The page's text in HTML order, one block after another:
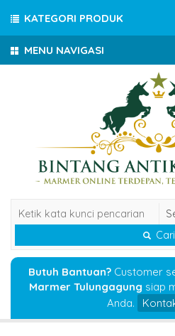
MENU NAVIGASI
Cari
Butuh Bantuan? Customer
Marmer Tulungagung siap
Anda.
KATEGORI PRODUK